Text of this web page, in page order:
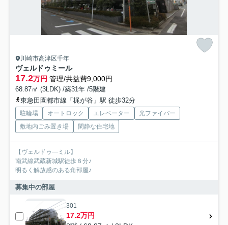
川崎市高津区千年
ヴェルドゥミール
17.2万円 管理/共益費9,000円
68.87㎡ (3LDK) /築31年 /5階建
東急田園都市線「梶が谷」駅 徒歩32分
駐輪場 オートロック エレベーター
光ファイバー
敷地内ごみ置き場
閑静な住宅地
【ヴェルドゥ―ミル】
南武線武蔵新城駅徒歩８分♪
明るく解放感のある角部屋♪
募集中の部屋
301
17.2万円